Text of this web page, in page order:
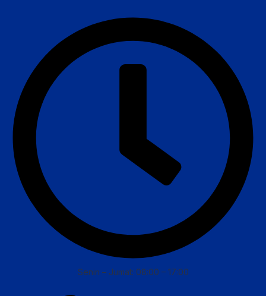
Senin – Jumat: 08:00 – 17:00